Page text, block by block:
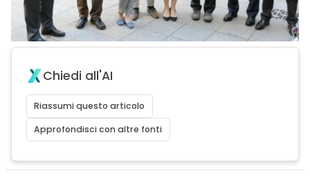
Chiedi all'AI
Riassumi questo articolo
Approfondisci con altre fonti